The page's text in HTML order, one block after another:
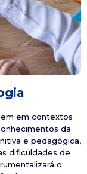
em contextos
da
e pedagógica,
dificuldades de
o